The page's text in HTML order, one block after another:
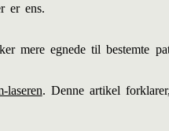
er ens.
mere egnede til bestemte
. Denne artikel